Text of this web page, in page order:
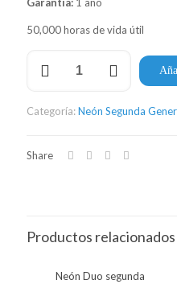
50,000 horas de vida útil
6
Rosa
Categoría:Neón Segunda
Share
Productos relacionados
Neón Duo segunda